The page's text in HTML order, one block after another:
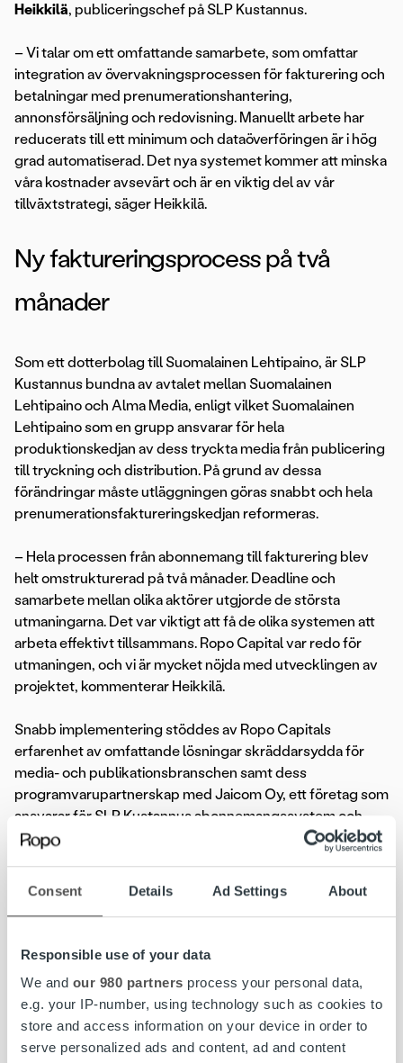
Consent Details Ad Settings About
Responsible use of your data
We and our 980 partners process your personal data,
e.g. your IP-number, using technology such as cookies to
store and access information on your device in order to
serve personalized ads and content, ad and content
Heikkilä, publiceringschef på SLP Kustannus.
– Vi talar om ett omfattande samarbete, som omfattar
integration av övervakningsprocessen för fakturering och
betalningar med prenumerationshantering,
annonsförsäljning och redovisning. Manuellt arbete har
reducerats till ett minimum och dataöverföringen är i hög
grad automatiserad. Det nya systemet kommer att minska
våra kostnader avsevärt och är en viktig del av vår
tillväxtstrategi, säger Heikkilä.
Ny faktureringsprocess på två
månader
Som ett dotterbolag till Suomalainen Lehtipaino, är SLP
Kustannus bundna av avtalet mellan Suomalainen
Lehtipaino och Alma Media, enligt vilket Suomalainen
Lehtipaino som en grupp ansvarar för hela
produktionskedjan av dess tryckta media från publicering
till tryckning och distribution. På grund av dessa
förändringar måste utläggningen göras snabbt och hela
prenumerationsfaktureringskedjan reformeras.
– Hela processen från abonnemang till fakturering blev
helt omstrukturerad på två månader. Deadline och
samarbete mellan olika aktörer utgjorde de största
utmaningarna. Det var viktigt att få de olika systemen att
arbeta effektivt tillsammans. Ropo Capital var redo för
utmaningen, och vi är mycket nöjda med utvecklingen av
projektet, kommenterar Heikkilä.
Snabb implementering stöddes av Ropo Capitals
erfarenhet av omfattande lösningar skräddarsydda för
media- och publikationsbranschen samt dess
programvarupartnerskap med Jaicom Oy, ett företag som
ansvarar för SLP Kustannus abonnemangssystem och
Anygraaf ansvarig för SLP Kustannus
– Hela förlagsbranschen är i en övergångsfas. Vi finner
segmentet mycket intressant och kommer att fortsätta
våra investeringar där. Vi har ett tjänstepaket färdig att
använda, som tar hänsyn till specifika egenskaper och
utmaningar inom sektorn. Automatisering är hörnstenarna
i vår lösning, sägerMikko Uotinen, kundansvarig på Ropo